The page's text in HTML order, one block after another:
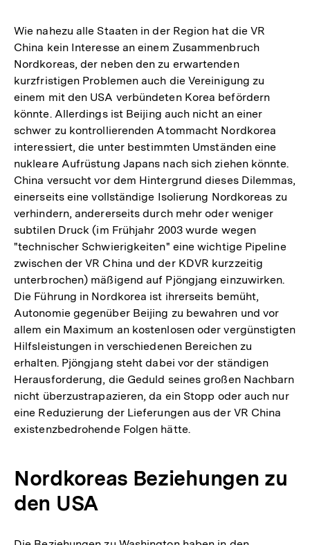
Wie nahezu alle Staaten in der Region hat die VR
China kein Interesse an einem Zusammenbruch
Nordkoreas, der neben den zu erwartenden
kurzfristigen Problemen auch die Vereinigung zu
einem mit den USA verbündeten Korea befördern
könnte. Allerdings ist Beijing auch nicht an einer
schwer zu kontrollierenden Atommacht Nordkorea
interessiert, die unter bestimmten Umständen eine
nukleare Aufrüstung Japans nach sich ziehen könnte.
China versucht vor dem Hintergrund dieses Dilemmas,
einerseits eine vollständige Isolierung Nordkoreas zu
verhindern, andererseits durch mehr oder weniger
subtilen Druck (im Frühjahr 2003 wurde wegen
"technischer Schwierigkeiten" eine wichtige Pipeline
zwischen der VR China und der KDVR kurzzeitig
unterbrochen) mäßigend auf Pjöngjang einzuwirken.
Die Führung in Nordkorea ist ihrerseits bemüht,
Autonomie gegenüber Beijing zu bewahren und vor
allem ein Maximum an kostenlosen oder vergünstigten
Hilfsleistungen in verschiedenen Bereichen zu
erhalten. Pjöngjang steht dabei vor der ständigen
Herausforderung, die Geduld seines großen Nachbarn
nicht überzustrapazieren, da ein Stopp oder auch nur
eine Reduzierung der Lieferungen aus der VR China
existenzbedrohende Folgen hätte.
Nordkoreas Beziehungen zu
den USA